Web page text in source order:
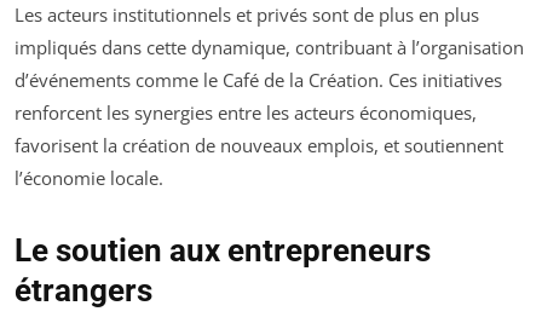
Les acteurs institutionnels et privés sont de plus en plus
impliqués dans cette dynamique, contribuant à l’organisation
d’événements comme le Café de la Création. Ces initiatives
renforcent les synergies entre les acteurs économiques,
favorisent la création de nouveaux emplois, et soutiennent
l’économie locale.
Le soutien aux entrepreneurs
étrangers